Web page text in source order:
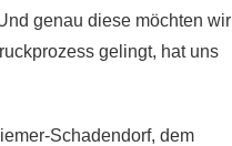
genau diese möchten wir
gelingt, hat uns
Schadendorf, dem